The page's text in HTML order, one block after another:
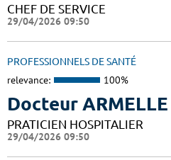
CHEF DE SERVICE
29/04/2026 09:50
PROFESSIONNELS DE SANTÉ
relevance: 100%
Docteur
PRATICIEN HOSPITALIER
29/04/2026 09:50